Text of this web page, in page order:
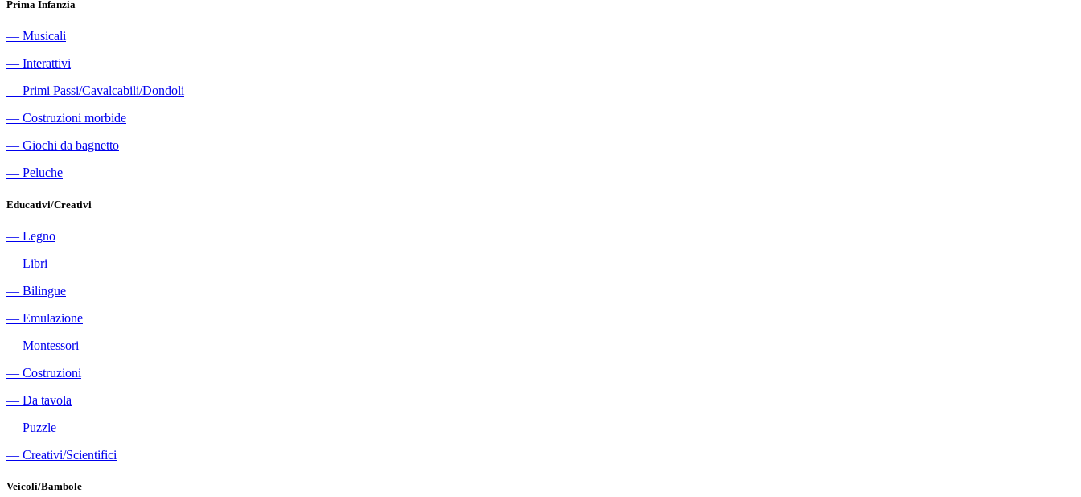
Prima Infanzia
― Musicali
― Interattivi
― Primi Passi/Cavalcabili/Dondoli
― Costruzioni morbide
― Giochi da bagnetto
― Peluche
Educativi/Creativi
― Legno
― Libri
― Bilingue
― Emulazione
― Montessori
― Costruzioni
― Da tavola
― Puzzle
― Creativi/Scientifici
Veicoli/Bambole